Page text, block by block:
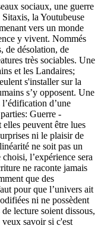
sociaux, une guerre
la Youtubeuse
vers un monde
y vivent. Nommés
de désolation, de
très sociables. Une
et les Landaires;
s'installer sur la
s’y opposent. Une
d’une
Guerre -
peuvent être lues
ni le plaisir de
ne soit pas un
l’expérience sera
ne raconte jamais
que des
pour que l’univers ait
ni ne possèdent
lecture soient dissous,
savoir si c'est